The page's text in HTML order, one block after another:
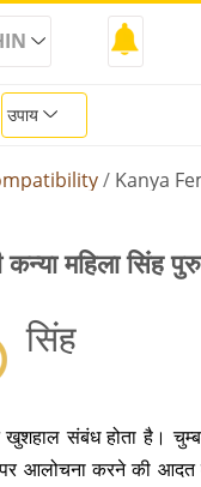
उपाय
कन्या महिला सिंह
सिंह
संबंध होता है।
पर आलोचना करने की